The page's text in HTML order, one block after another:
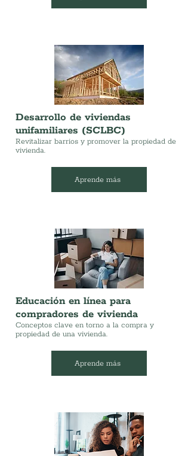
Desarrollo de viviendas
unifamiliares (SCLBC)
Revitalizar barrios y promover la propiedad de
vivienda.
Aprende más
Educación en línea para
compradores de vivienda
Conceptos clave en torno a la compra y
propiedad de una vivienda.
Aprende más